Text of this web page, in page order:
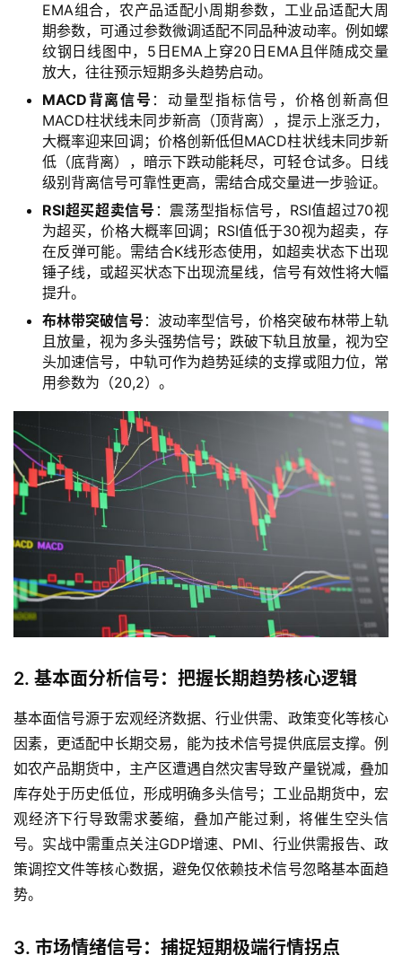
EMA组合，农产品适配小周期参数，工业品适配大周
期参数，可通过参数微调适配不同品种波动率。例如螺
纹钢日线图中，5日EMA上穿20日EMA且伴随成交量
放大，往往预示短期多头趋势启动。
MACD背离信号 ：动量型指标信号，价格创新高但
MACD柱状线未同步新高（顶背离），提示上涨乏力，
大概率迎来回调；价格创新低但MACD柱状线未同步新
低（底背离），暗示下跌动能耗尽，可轻仓试多。日线
级别背离信号可靠性更高，需结合成交量进一步验证。
RSI超买超卖信号 ：震荡型指标信号，RSI值超过70视
为超买，价格大概率回调；RSI值低于30视为超卖，存
在反弹可能。需结合K线形态使用，如超卖状态下出现
锤子线，或超买状态下出现流星线，信号有效性将大幅
提升。
布林带突破信号 ：波动率型信号，价格突破布林带上轨
且放量，视为多头强势信号；跌破下轨且放量，视为空
头加速信号，中轨可作为趋势延续的支撑或阻力位，常
用参数为（20,2）。
2. 基本面分析信号：把握长期趋势核心逻辑
基本面信号源于宏观经济数据、行业供需、政策变化等核心
因素，更适配中长期交易，能为技术信号提供底层支撑。例
如农产品期货中，主产区遭遇自然灾害导致产量锐减，叠加
库存处于历史低位，形成明确多头信号；工业品期货中，宏
观经济下行导致需求萎缩，叠加产能过剩，将催生空头信
号。实战中需重点关注GDP增速、PMI、行业供需报告、政
策调控文件等核心数据，避免仅依赖技术信号忽略基本面趋
势。
3. 市场情绪信号：捕捉短期极端行情拐点